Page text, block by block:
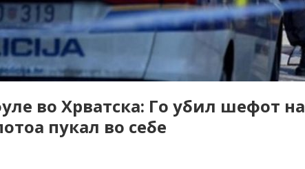
во Хрватска: Го убил шефот на
пукал во себе